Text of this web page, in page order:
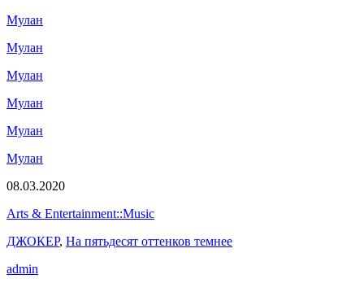
Мулан
Мулан
Мулан
Мулан
Мулан
Мулан
08.03.2020
Arts & Entertainment::Music
ДЖОКЕР, На пятьдесят оттенков темнее
admin